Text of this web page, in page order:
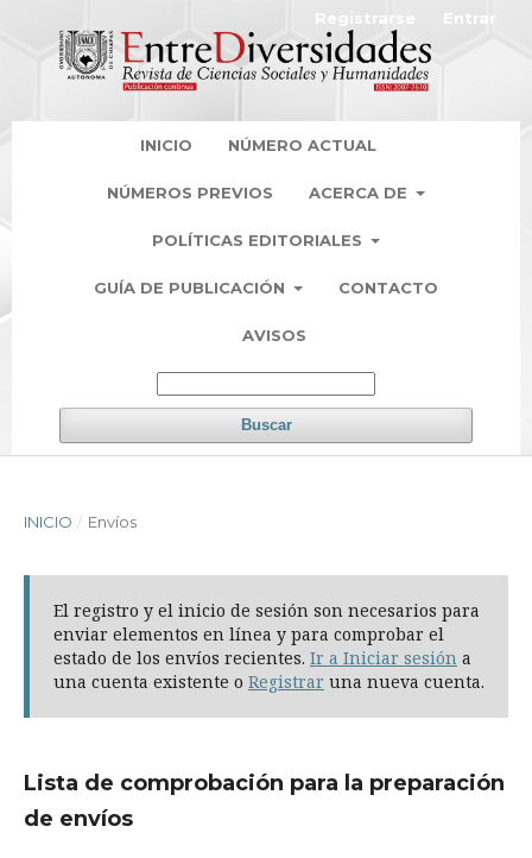
INICIO NÚMERO ACTUAL
NÚMEROS PREVIOS ACERCA DE
POLÍTICAS EDITORIALES
GUÍA DE PUBLICACIÓN CONTACTO
AVISOS
Buscar
Registrarse Entrar
INICIO / Envíos
El registro y el inicio de sesión son necesarios para
enviar elementos en línea y para comprobar el
estado de los envíos recientes. Ir a Iniciar sesión a
una cuenta existente o Registrar una nueva cuenta.
Lista de comprobación para la preparación
de envíos